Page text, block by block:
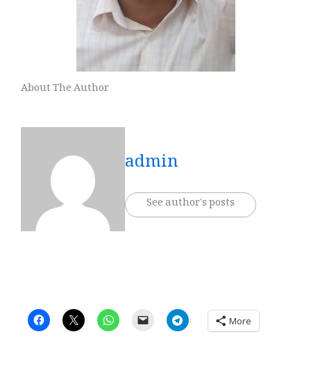
About The Author
admin
See author's posts
More